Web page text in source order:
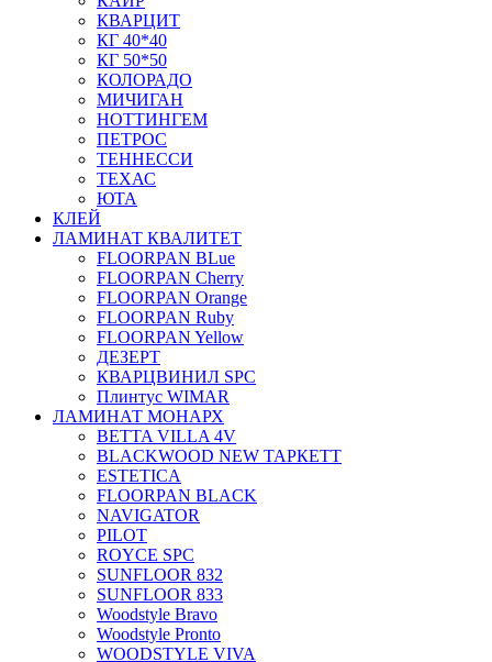
КВАРЦИТ
КГ 40*40
КГ 50*50
КОЛОРАДО
МИЧИГАН
НОТТИНГЕМ
ПЕТРОС
ТЕННЕССИ
ТЕХАС
ЮТА
КЛЕЙ
ЛАМИНАТ КВАЛИТЕТ
FLOORPAN BLue
FLOORPAN Cherry
FLOORPAN Orange
FLOORPAN Ruby
FLOORPAN Yellow
ДЕЗЕРТ
КВАРЦВИНИЛ SPC
Плинтус WIMAR
ЛАМИНАТ МОНАРХ
BETTA VILLA 4V
BLACKWOOD NEW ТАРКЕТТ
ESTETICA
FLOORPAN BLACK
NAVIGATOR
PILOT
ROYCE SPC
SUNFLOOR 832
SUNFLOOR 833
Woodstyle Bravo
Woodstyle Pronto
WOODSTYLE VIVA